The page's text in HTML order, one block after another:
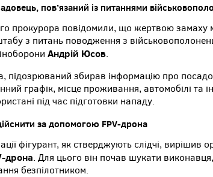
пов’язаний із питаннями
прокурора повідомили, що жертвою замаху
з питань поводження з
Андрій Юсов.
підозрюваний збирав інформацію про
графік, місце проживання, автомобілі та
під час підготовки нападу.
за допомогою FPV-дрона
фігурант, як стверджують слідчі, вирішив
дрона. Для цього він почав шукати виконавця,
безпілотником.